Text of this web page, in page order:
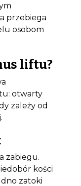
przebiega
osobom
liftu?
otwarty
zależy od
zabiegu.
kości
zatoki